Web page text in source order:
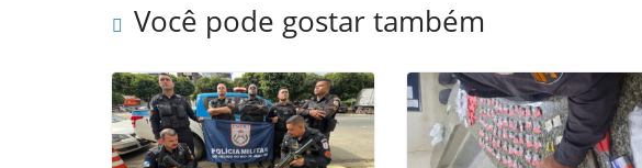
o
k
p
Você pode gostar também